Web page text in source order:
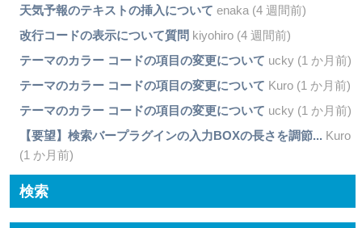
天気予報のテキストの挿入について enaka (4 週間前)
改行コードの表示について質問 kiyohiro (4 週間前)
テーマのカラー コードの項目の変更について ucky (1 か月前)
テーマのカラー コードの項目の変更について Kuro (1 か月前)
テーマのカラー コードの項目の変更について ucky (1 か月前)
【要望】検索バープラグインの入力BOXの長さを調節... Kuro
(1 か月前)
検索